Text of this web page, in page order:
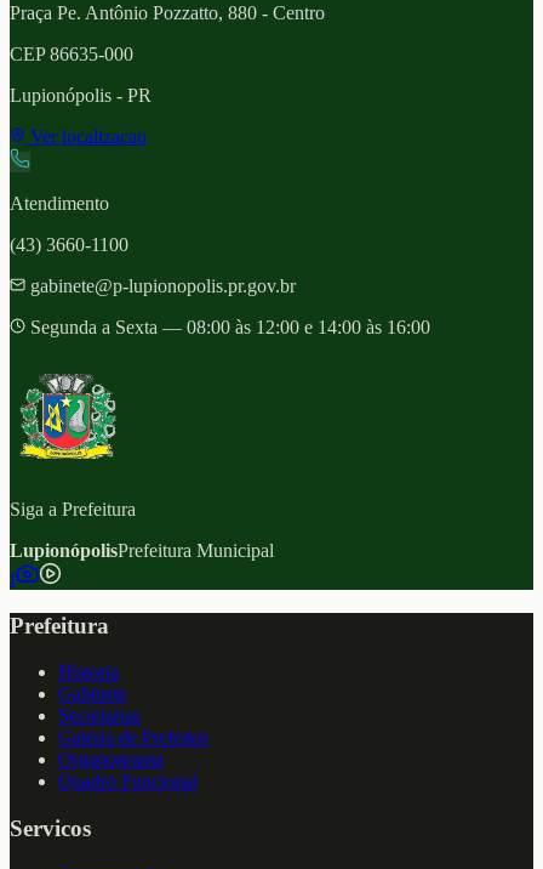
Praça Pe. Antônio Pozzatto, 880 - Centro
CEP86635-000
Lupionópolis - PR
Ver localizacao
Atendimento
(43) 3660-1100
gabinete@p-lupionopolis.pr.gov.br
Segunda a Sexta — 08:00 às 12:00 e 14:00 às 16:00
Siga a Prefeitura
LupionópolisPrefeitura Municipal
f
Prefeitura
Historia
Gabinete
Secretarias
Galeria de Prefeitos
Organograma
Quadro Funcional
Servicos